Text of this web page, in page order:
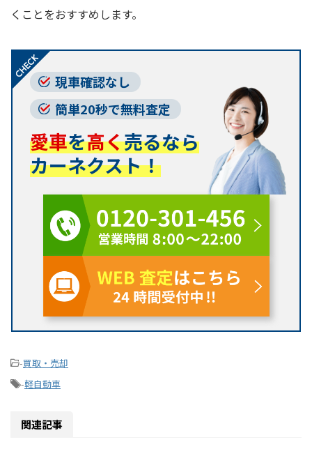
くことをおすすめします。
現車確認なし
簡単20秒で無料査定
愛車を高く売るなら
カーネクスト！
-買取・売却
-軽自動車
関連記事